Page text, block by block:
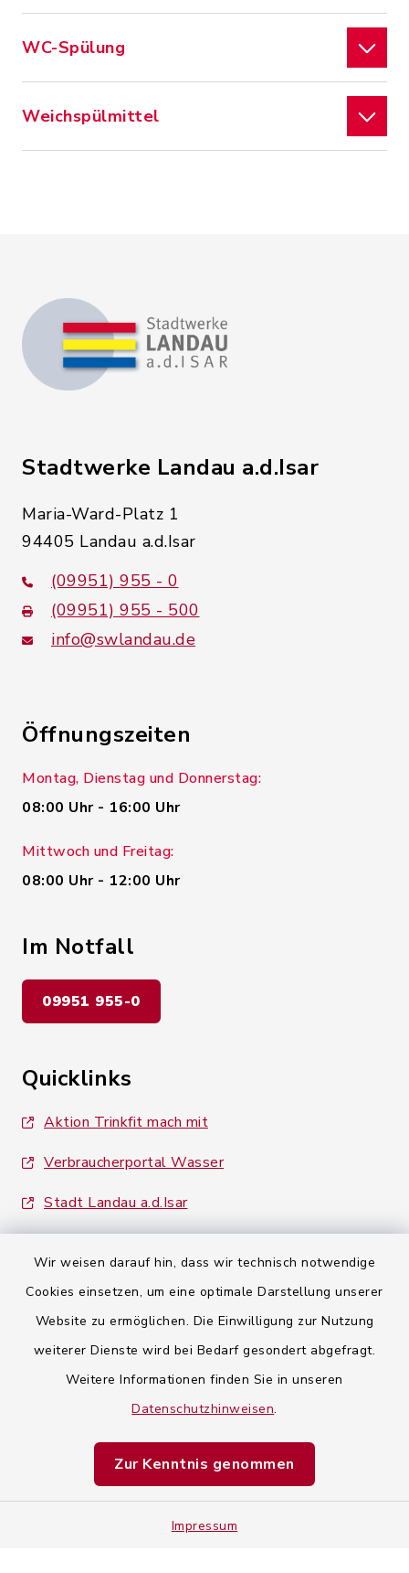
Wir weisen darauf hin, dass wir technisch notwendige
Cookies einsetzen, um eine optimale Darstellung unserer
Website zu ermöglichen. Die Einwilligung zur Nutzung
weiterer Dienste wird bei Bedarf gesondert abgefragt.
Weitere Informationen finden Sie in unseren
Datenschutzhinweisen.
Zur Kenntnis genommen
Impressum
WC-Spülung
Weichspülmittel
Stadtwerke Landau a.d.Isar
Maria-Ward-Platz 1
94405 Landau a.d.Isar
(09951) 955 - 0
(09951) 955 - 500
info@swlandau.de
Öffnungszeiten
Montag, Dienstag und Donnerstag:
08:00 Uhr - 16:00 Uhr
Mittwoch und Freitag:
08:00 Uhr - 12:00 Uhr
Im Notfall
09951 955-0
Quicklinks
Aktion Trinkfit mach mit
Verbraucherportal Wasser
Stadt Landau a.d.Isar
Barrierefreiheit
Impressum
Sitemap